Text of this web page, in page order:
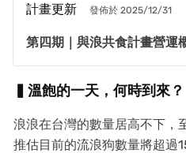
計畫更新 發佈於 2025/12/31
第四期｜與浪共食計畫營運
▍溫飽的一天，何時到來？
浪浪在台灣的數量居高不下，
推估目前的流浪狗數量將超過